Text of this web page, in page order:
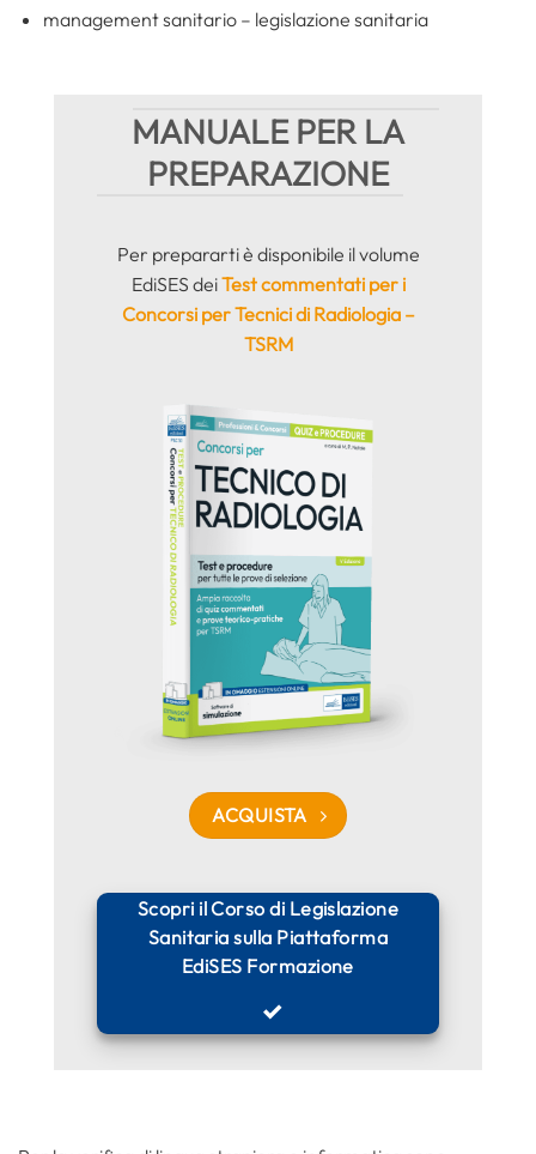
management sanitario – legislazione sanitaria
MANUALE PER LA
PREPARAZIONE
Per prepararti è disponibile il volume
EdiSES deiTest commentati per i
Concorsi per Tecnici di Radiologia –
TSRM
ACQUISTA
Scopri il Corso di Legislazione
Sanitaria sulla Piattaforma
EdiSES Formazione